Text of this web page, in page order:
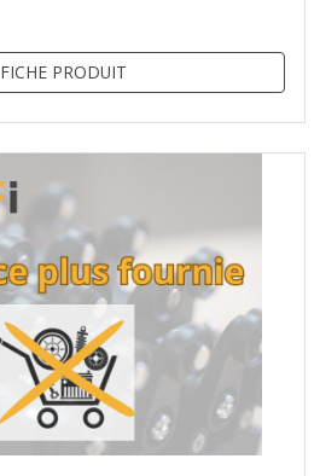
FICHE PRODUIT